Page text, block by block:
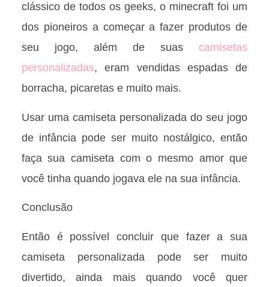
clássico de todos os geeks, o minecraft foi um
dos pioneiros a começar a fazer produtos de
seu jogo, além de suas camisetas
personalizadas, eram vendidas espadas de
borracha, picaretas e muito mais.
Usar uma camiseta personalizada do seu jogo
de infância pode ser muito nostálgico, então
faça sua camiseta com o mesmo amor que
você tinha quando jogava ele na sua infância.
Conclusão
Então é possível concluir que fazer a sua
camiseta personalizada pode ser muito
divertido, ainda mais quando você quer